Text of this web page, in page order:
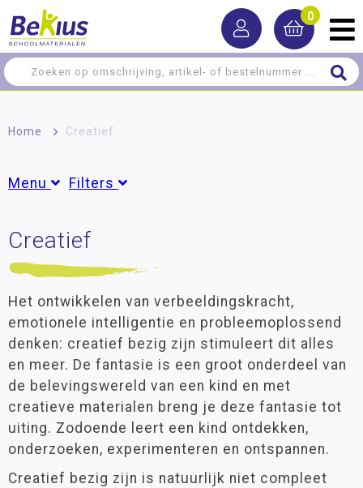
0
Home > Creatief
Menu Filters
Papier en karton
Boetseren
Lijm & toebehoren
Stempels & stempelkussens
Knutselpakketten
Uitgelicht
Meest verkocht
Groepen
Peuter(1)
Groep 1(46)
Groep 2(49)
Groep 3
(54)
Groep 4
(114)
Groep 5 (95)
Groep 6(94)
Groep 7(94)
Creatief
Het ontwikkelen van verbeeldingskracht,
emotionele intelligentie en probleemoplossend
denken: creatief bezig zijn stimuleert dit alles
en meer. De fantasie is een groot onderdeel van
de belevingswereld van een kind en met
creatieve materialen breng je deze fantasie tot
uiting. Zodoende leert een kind ontdekken,
onderzoeken, experimenteren en ontspannen.
Creatief bezig zijn is natuurlijk niet compleet